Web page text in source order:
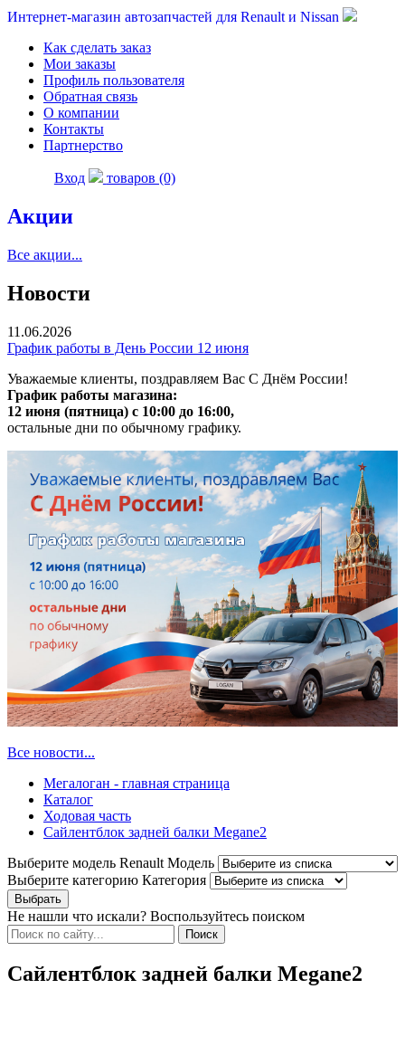
Интернет-магазин автозапчастей для Renault и Nissan
Как сделать заказ
Мои заказы
Профиль пользователя
Обратная связь
О компании
Контакты
Партнерство
Вход товаров (0)
Акции
Все акции...
Новости
11.06.2026
График работы в День России 12 июня
Уважаемые клиенты, поздравляем Вас С Днём России!
График работы магазина:
12 июня (пятница) с 10:00 до 16:00,
остальные дни по обычному графику.
Все новости...
Мегалоган - главная страница
Каталог
Ходовая часть
Сайлентблок задней балки Megane2
Выберите модель Renault Модель
Выберите категорию Категория
Не нашли что искали? Воспользуйтесь поиском
Сайлентблок задней балки Megane2